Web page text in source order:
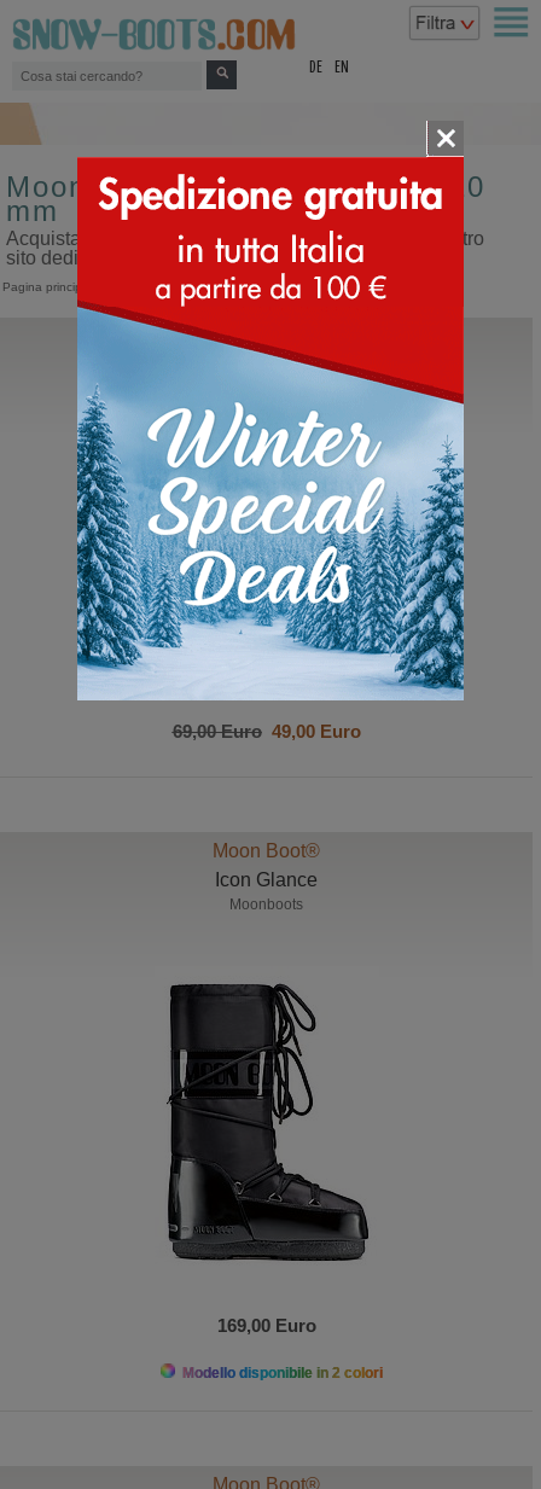
DE EN
Moon boot da bambino tacco 10
mm
Acquista moon boot da bambino tacco 10 mm sul nostro
sito dedicato ai doposci
Pagina principale Bambino> Moon Boot
Sorel
Caribootie Baby
69,00 Euro49,00 Euro
Moon Boot®
Icon Glance
Moonboots
169,00 Euro
Modello disponibile in 2 colori
Moon Boot®